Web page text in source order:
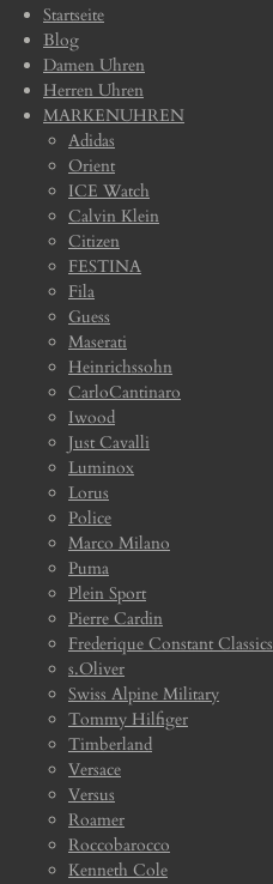
Startseite
Blog
Damen Uhren
Herren Uhren
MARKENUHREN
Adidas
Orient
ICE Watch
Calvin Klein
Citizen
FESTINA
Fila
Guess
Maserati
Heinrichssohn
CarloCantinaro
Iwood
Just Cavalli
Luminox
Lorus
Police
Marco Milano
Puma
Plein Sport
Pierre Cardin
Frederique Constant Classics
s.Oliver
Swiss Alpine Military
Tommy Hilfiger
Timberland
Versace
Versus
Roamer
Roccobarocco
Kenneth Cole